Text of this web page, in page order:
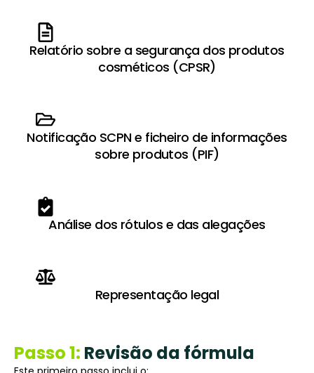
Relatório sobre a segurança dos produtos
cosméticos (CPSR)
Notificação SCPN e ficheiro de informações
sobre produtos (PIF)
Análise dos rótulos e das alegações
Representação legal
Passo 1: Revisão da fórmula